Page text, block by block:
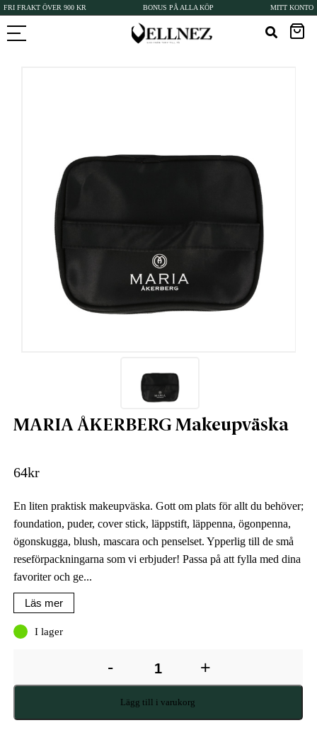
FRI FRAKT ÖVER 900 KR BONUS PÅ ALLA KÖP MITT KONTO
MARIA ÅKERBERG Makeupväska
64kr
En liten praktisk makeupväska. Gott om plats för allt du behöver;
foundation, puder, cover stick, läppstift, läppenna, ögonpenna,
ögonskugga, blush, mascara och penselset. Ypperlig till de små
reseförpackningarna som vi erbjuder! Passa på att fylla med dina
favoriter och ge...
Läs mer
I lager
- +
Lägg till i varukorg